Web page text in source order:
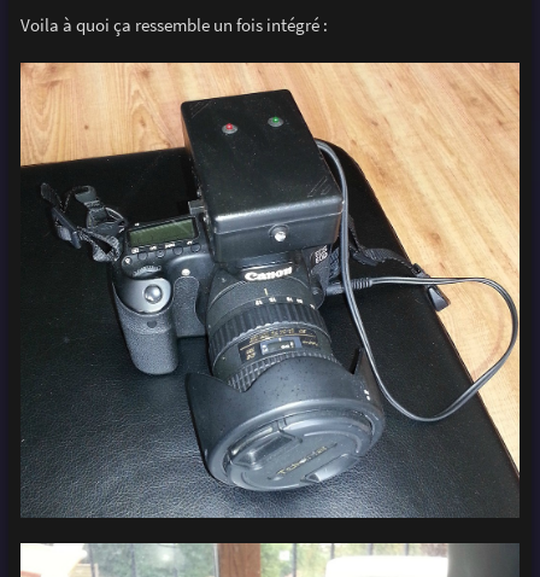
Voila à quoi ça ressemble un fois intégré :